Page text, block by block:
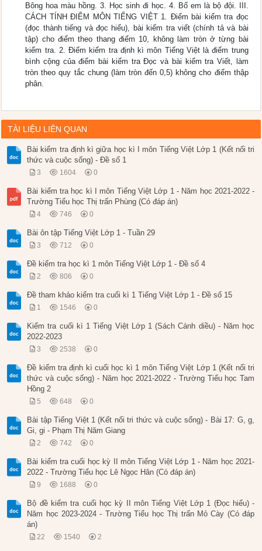
Bông hoa màu hồng. 3. Học sinh đi học. 4. Bố em là bộ đội. III.
CÁCH TÍNH ĐIỂM MÔN TIẾNG VIỆT 1. Điểm bài kiểm tra đọc
(đọc thành tiếng và đọc hiểu), bài kiểm tra viết (chính tả và bài
tập) cho điểm theo thang điểm 10, không làm tròn ở từng bài
kiểm tra. 2. Điểm kiểm tra định kì môn Tiếng Việt là điểm trung
bình cộng của điểm bài kiểm tra Đọc và bài kiểm tra Viết, làm
tròn theo quy tắc chung (làm tròn đến 0,5) không cho điểm thập
phân.
TÀI LIỆU LIÊN QUAN
Bài kiểm tra định kì giữa học kì I môn Tiếng Việt Lớp 1 (Kết nối tri
thức và cuộc sống) - Đề số 1
3 1604 0
Bài kiểm tra học kì I môn Tiếng Việt Lớp 1 - Năm học 2021-2022 -
Trường Tiểu học Thị trấn Phùng (Có đáp án)
4 746 0
Bài ôn tập Tiếng Việt Lớp 1 - Tuần 29
3 712 0
Đề kiểm tra học kì 1 môn Tiếng Việt Lớp 1 - Đề số 4
2 806 0
Đề tham khảo kiểm tra cuối kì 1 Tiếng Việt Lớp 1 - Đề số 15
1 1546 0
Kiểm tra cuối kì 1 Tiếng Việt Lớp 1 (Sách Cánh diều) - Năm học
2022-2023
3 2538 0
Đề kiểm tra định kì cuối học kì 1 môn Tiếng Việt Lớp 1 (Kết nối tri
thức và cuộc sống) - Năm học 2021-2022 - Trường Tiểu học Tam
Hồng 2
5 648 0
Bài tập Tiếng Việt 1 (Kết nối tri thức và cuộc sống) - Bài 17: G, g,
Gi, gi - Phạm Thị Năm Giang
2 742 0
Bài kiểm tra cuối học kỳ II môn Tiếng Việt Lớp 1 - Năm học 2021-
2022 - Trường Tiểu học Lê Ngọc Hân (Có đáp án)
9 1688 0
Bộ đề kiểm tra cuối học kỳ II môn Tiếng Việt Lớp 1 (Đọc hiểu) -
Năm học 2023-2024 - Trường Tiểu học Thị trấn Mỏ Cày (Có đáp
án)
22 1540 2